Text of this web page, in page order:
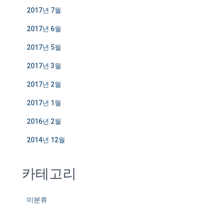
2017년 7월
2017년 6월
2017년 5월
2017년 3월
2017년 2월
2017년 1월
2016년 2월
2014년 12월
카테고리
미분류